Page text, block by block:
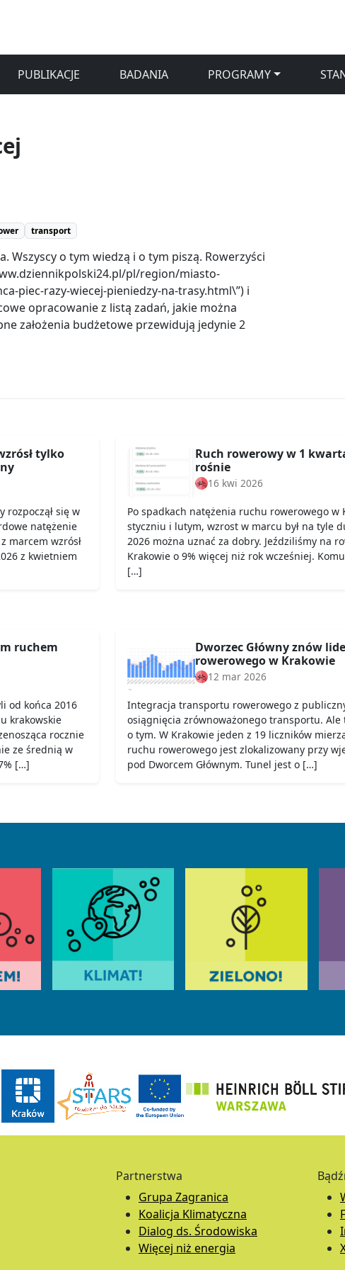
PUBLIKACJE BADANIA PROGRAMY
transport
Wszyscy o tym wiedzą i o tym piszą. Rowerzyści
pl/region/miasto-
piec-razy-wiecej-pieniedzy-na-trasy.html\”) i
opracowanie z listą zadań, jakie można
założenia budżetowe przewidują jedynie 2
tylko
rozpoczął się w
natężenie
marcem wzrósł
z kwietniem
Ruch rowerowy w 1
rośnie
16 kwi 2026
Po spadkach natężenia ruchu rowerowego w
styczniu i lutym, wzrost w marcu był na tyle
2026 można uznać za dobry. Jeździliśmy na
Krakowie o 9% więcej niż rok wcześniej.
[…]
ruchem
od końca 2016
krakowskie
rocznie
ze średnią w
[…]
Dworzec Główny znów
rowerowego w Krakowie
12 mar 2026
Integracja transportu rowerowego z
osiągnięcia zrównoważonego transportu.
o tym. W Krakowie jeden z 19 liczników
ruchu rowerowego jest zlokalizowany przy
pod Dworcem Głównym. Tunel jest o […]
Partnerstwa
Grupa Zagranica
Koalicja Klimatyczna
Dialog ds. Środowiska
Więcej niż energia